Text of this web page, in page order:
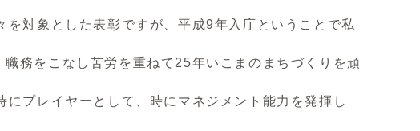
対象とした表彰ですが、平成9年入庁ということで私
務をこなし苦労を重ねて25年いこまのまちづくりを頑
プレイヤーとして、時にマネジメント能力を発揮し